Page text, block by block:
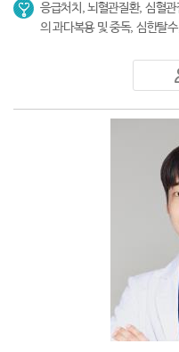
응급처치, 뇌혈관질환, 심혈
의 과다복용 및 중독, 심한탈